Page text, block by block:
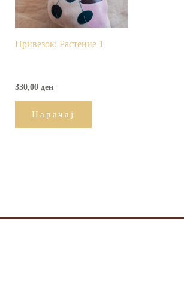
Привезок: Растение 1
330,00 ден
Нарачај